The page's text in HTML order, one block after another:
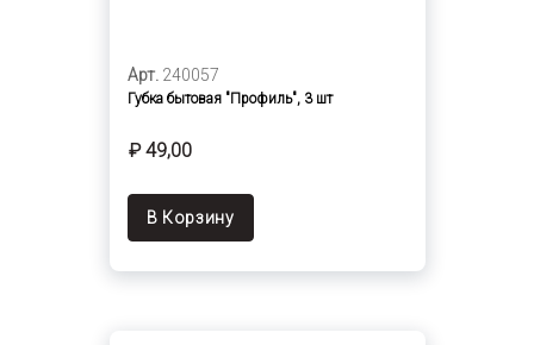
Арт. 240057
Губка бытовая "Профиль", 3 шт
₽ 49,00
В Корзину